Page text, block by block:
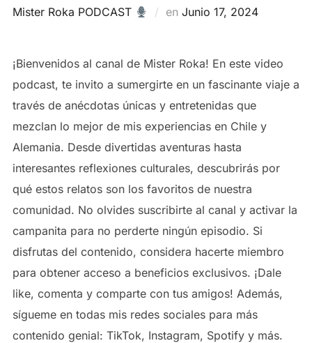
Mister Roka PODCAST
enPublicado
Junio 17, 2024
¡Bienvenidos al canal de Mister Roka! En este video
podcast, te invito a sumergirte en un fascinante viaje a
través de anécdotas únicas y entretenidas que
mezclan lo mejor de mis experiencias en Chile y
Alemania. Desde divertidas aventuras hasta
interesantes reflexiones culturales, descubrirás por
qué estos relatos son los favoritos de nuestra
comunidad. No olvides suscribirte al canal y activar la
campanita para no perderte ningún episodio. Si
disfrutas del contenido, considera hacerte miembro
para obtener acceso a beneficios exclusivos. ¡Dale
like, comenta y comparte con tus amigos! Además,
sígueme en todas mis redes sociales para más
contenido genial: TikTok, Instagram, Spotify y más.